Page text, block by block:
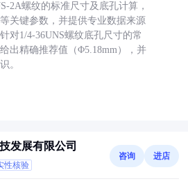
2A螺纹的标准尺寸及底孔计算，
关键参数，并提供专业数据来源
对1/4-36UNS螺纹底孔尺寸的常
出精确推荐值（Φ5.18mm），并
。
发展有限公司
性核验
咨询 进店